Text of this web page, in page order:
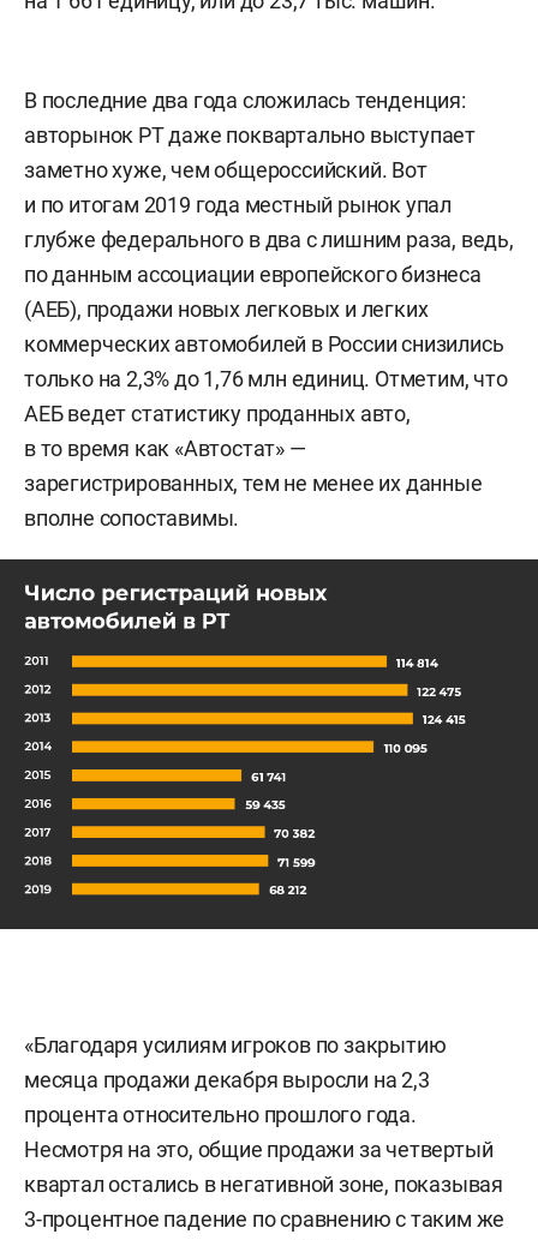
В последние два года сложилась тенденция:
авторынок РТ даже поквартально выступает
заметно хуже, чем общероссийский. Вот
и по итогам 2019 года местный рынок упал
глубже федерального в два с лишним раза, ведь,
по данным ассоциации европейского бизнеса
(АЕБ), продажи новых легковых и легких
коммерческих автомобилей в России снизились
только на 2,3% до 1,76 млн единиц. Отметим, что
АЕБ ведет статистику проданных авто,
в то время как «Автостат» —
зарегистрированных, тем не менее их данные
вполне сопоставимы.
«Благодаря усилиям игроков по закрытию
месяца продажи декабря выросли на 2,3
процента относительно прошлого года.
Несмотря на это, общие продажи за четвертый
квартал остались в негативной зоне, показывая
3-процентное падение по сравнению с таким же